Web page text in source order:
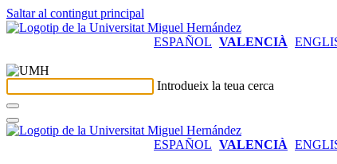
Saltar al contingut principal
ESPAÑOL VALENCIÀ
Introdueix la teua cerca
ESPAÑOL VALENCIÀ